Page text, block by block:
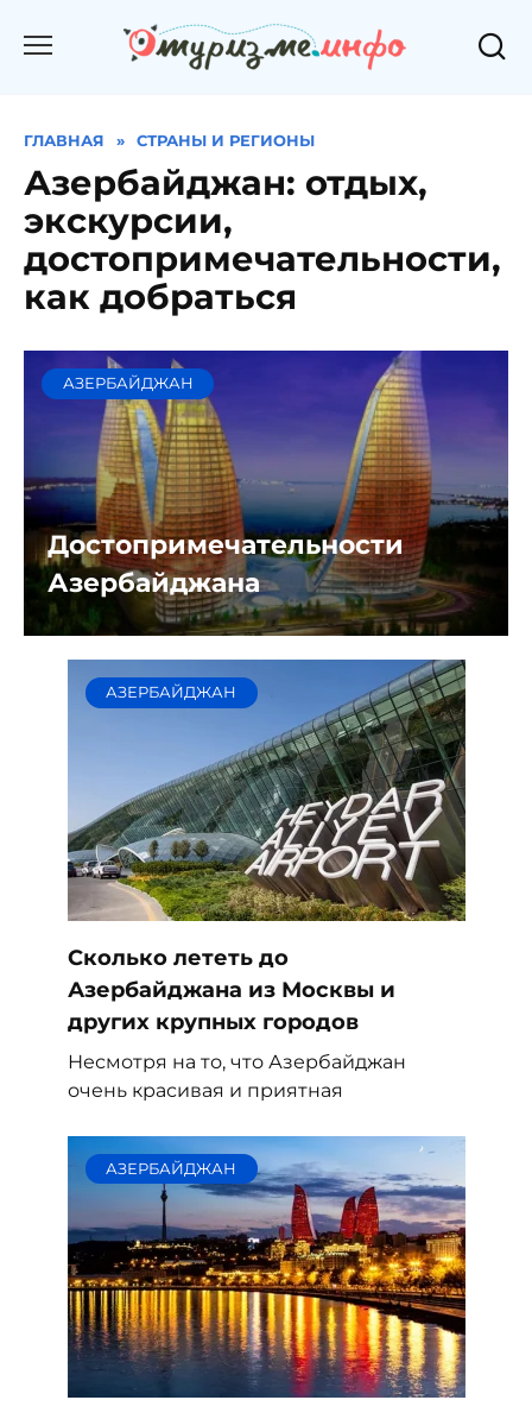
ГЛАВНАЯ » СТРАНЫ И РЕГИОНЫ
Азербайджан: отдых,
экскурсии,
достопримечательности,
как добраться
АЗЕРБАЙДЖАН
Достопримечательности
Азербайджана
АЗЕРБАЙДЖАН
Сколько лететь до
Азербайджана из Москвы и
других крупных городов
Несмотря на то, что Азербайджан
очень красивая и приятная
АЗЕРБАЙДЖАН